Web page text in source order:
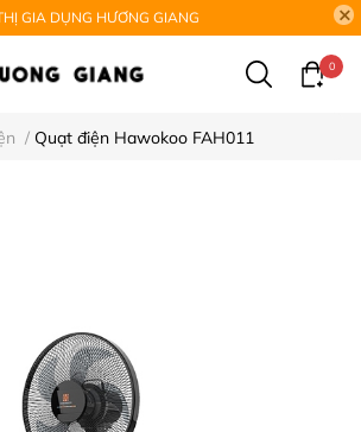
GIA DỤNG HƯƠNG GIANG
0
/ Quạt điện Hawokoo FAH011